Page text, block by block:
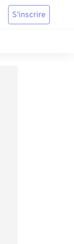
S'inscrire